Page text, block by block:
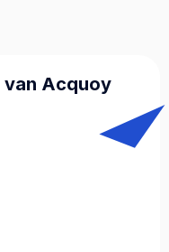
van Acquoy